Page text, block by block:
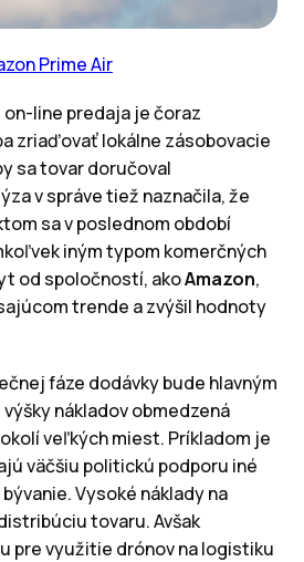
Prime Air
line predaja je čoraz
zriaďovať lokálne zásobovacie
sa tovar doručoval
v správe tiež naznačila, že
sa v poslednom období
iným typom komerčných
od spoločností, akoAmazon,
trende a zvýšil hodnoty
fáze dodávky bude hlavným
nákladov obmedzená
veľkých miest. Príkladom je
väčšiu politickú podporu iné
Vysoké náklady na
tovaru. Avšak
pre využitie drónov na logistiku